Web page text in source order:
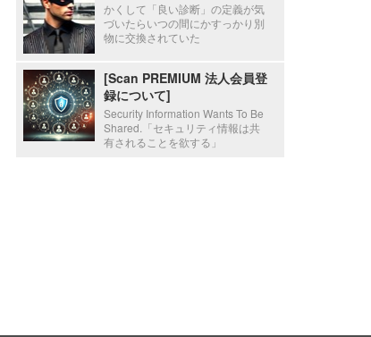
かくして「良い診断」の定義が気
づいたらいつの間にかすっかり別
物に交換されていた
[Scan PREMIUM 法人会員登
録について]
Security Information Wants To Be
Shared.「セキュリティ情報は共
有されることを欲する」